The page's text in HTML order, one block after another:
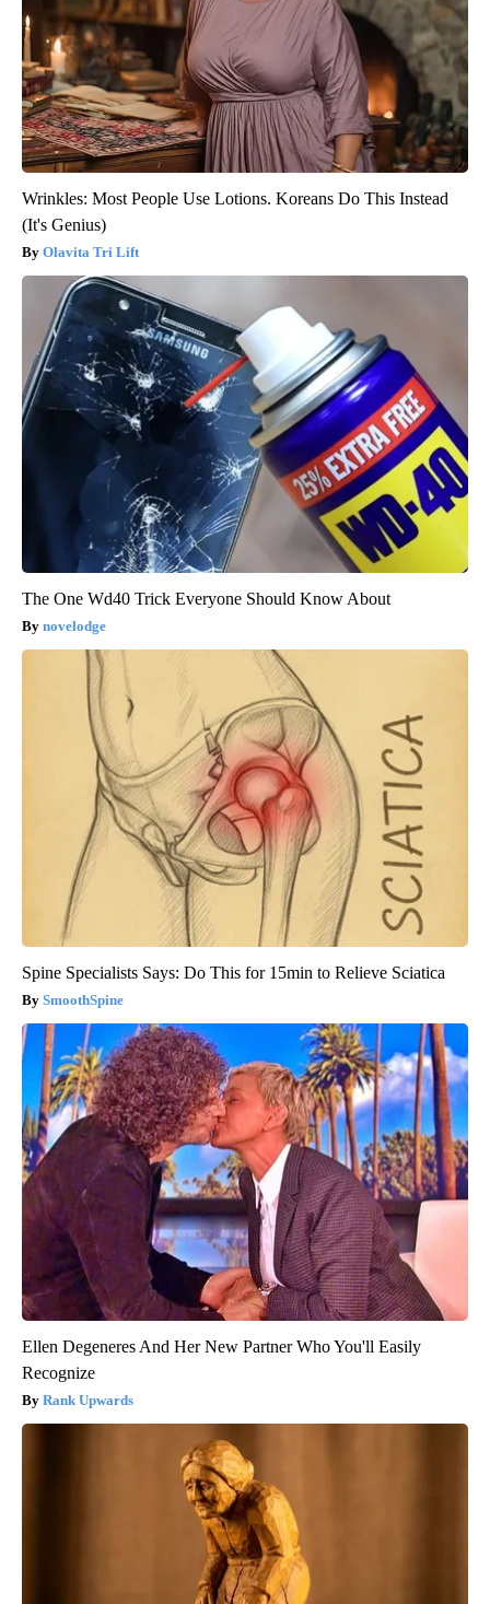
Wrinkles: Most People Use Lotions. Koreans Do This Instead
(It's Genius)
Olavita Tri Lift
The One Wd40 Trick Everyone Should Know About
novelodge
Spine Specialists Says: Do This for 15min to Relieve Sciatica
SmoothSpine
Ellen Degeneres And Her New Partner Who You'll Easily
Recognize
Rank Upwards